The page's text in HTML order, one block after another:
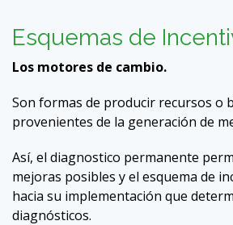
Esquemas de
Los motores de cambio.
Son formas de producir recursos o
provenientes de la generación de
Así, el diagnostico permanente
mejoras posibles y el esquema de
hacia su implementación que
diagnósticos.